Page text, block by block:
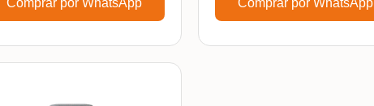
Comprar por WhatsApp Comprar por WhatsApp